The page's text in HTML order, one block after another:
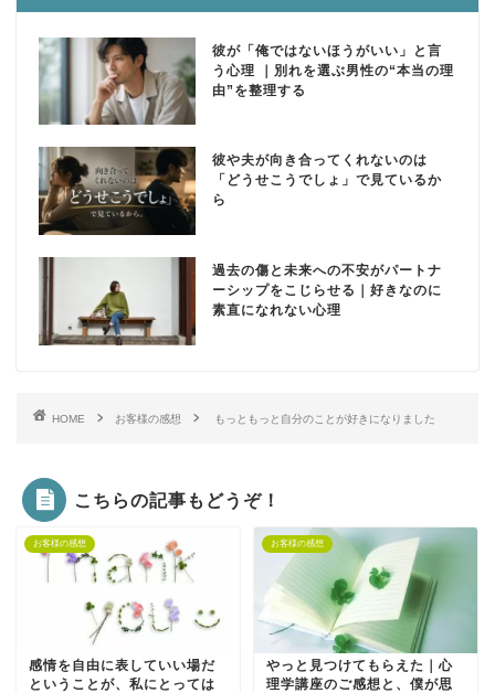
彼が「俺ではないほうがいい」と言
う心理 ｜別れを選ぶ男性の“本当の理
由”を整理する
彼や夫が向き合ってくれないのは
「どうせこうでしょ」で見ているか
ら
過去の傷と未来への不安がパートナ
ーシップをこじらせる｜好きなのに
素直になれない心理
HOME お客様の感想 もっともっと自分のことが好きになりました
こちらの記事もどうぞ！
お客様の感想
感情を自由に表していい場だ
ということが、私にとっては
お客様の感想
やっと見つけてもらえた｜心
理学講座のご感想と、僕が思